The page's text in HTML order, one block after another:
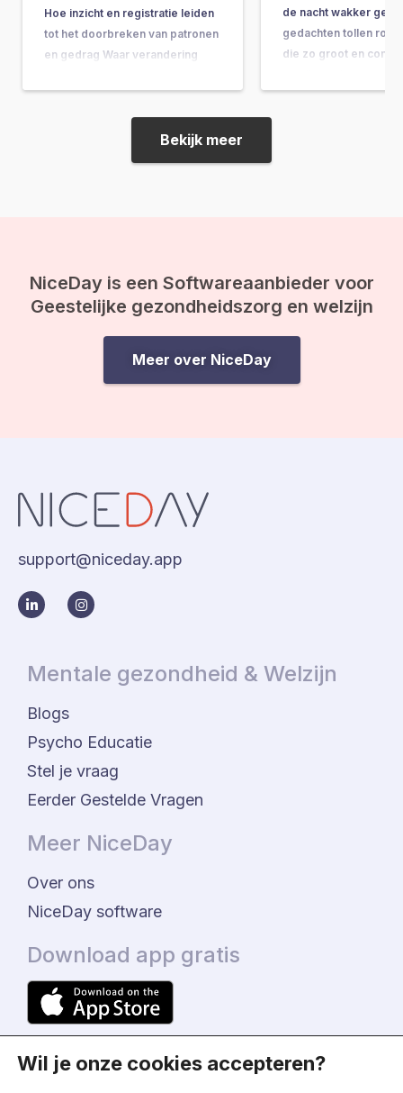
Hoe inzicht en registratie leiden
tot het doorbreken van patronen
en gedrag Waar verandering
concrete do’s & don’ts, tips &
tricks en noem maar op, wordt
de belangrijkste onderliggende
drijfveer nog weleens vergeten:
de nacht wakker
gedachten tollen
die zo groot en
lijken. Vragen als:
Bekijk meer
NiceDay is een Softwareaanbieder voor
Geestelijke gezondheidszorg en welzijn
Meer over NiceDay
support@niceday.app
Mentale gezondheid & Welzijn
Blogs
Psycho Educatie
Stel je vraag
Eerder Gestelde Vragen
Meer NiceDay
Over ons
NiceDay software
Download app gratis
Wil je onze cookies accepteren?